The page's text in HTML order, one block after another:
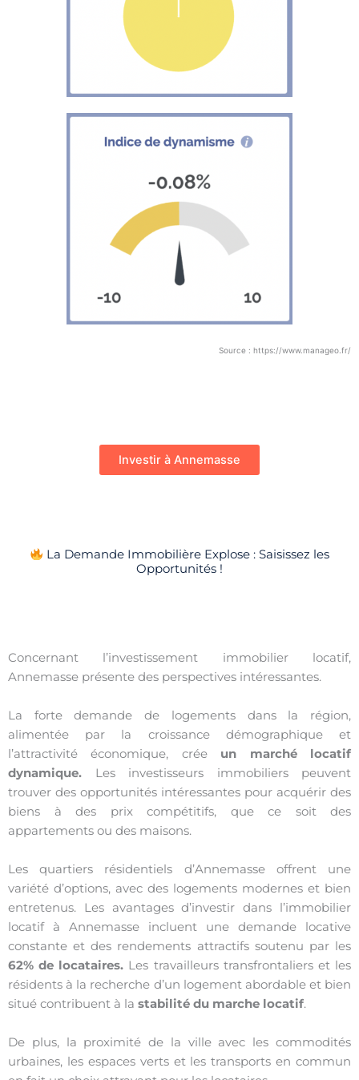
Source : https://www.manageo.fr/
Investir à Annemasse
La Demande Immobilière Explose : Saisissez les
Opportunités !
Concernant l’investissement immobilier locatif,
Annemasse présente des perspectives intéressantes.
La forte demande de logements dans la région,
alimentée par la croissance démographique et
l’attractivité économique, crée un marché locatif
dynamique. Les investisseurs immobiliers peuvent
trouver des opportunités intéressantes pour acquérir des
biens à des prix compétitifs, que ce soit des
appartements ou des maisons.
Les quartiers résidentiels d’Annemasse offrent une
variété d’options, avec des logements modernes et bien
entretenus. Les avantages d’investir dans l’immobilier
locatif à Annemasse incluent une demande locative
constante et des rendements attractifs soutenu par les
62% de locataires. Les travailleurs transfrontaliers et les
résidents à la recherche d’un logement abordable et bien
situé contribuent à la stabilité du marche locatif.
De plus, la proximité de la ville avec les commodités
urbaines, les espaces verts et les transports en commun